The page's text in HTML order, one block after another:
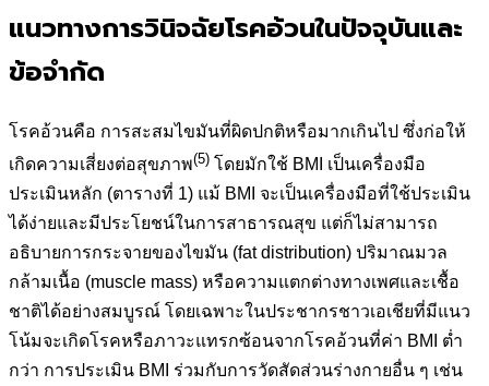
แนวทางการวินิจฉัยโรคอ้วนในปัจจุบันและ
ข้อจำกัด
โรคอ้วนคือ การสะสมไขมันที่ผิดปกติหรือมากเกินไป ซึ่งก่อให้
เกิดความเสี่ยงต่อสุขภาพ(5) โดยมักใช้ BMI เป็นเครื่องมือ
ประเมินหลัก (ตารางที่ 1) แม้ BMI จะเป็นเครื่องมือที่ใช้ประเมิน
ได้ง่ายและมีประโยชน์ในการสาธารณสุข แต่ก็ไม่สามารถ
อธิบายการกระจายของไขมัน (fat distribution) ปริมาณมวล
กล้ามเนื้อ (muscle mass) หรือความแตกต่างทางเพศและเชื้อ
ชาติได้อย่างสมบูรณ์ โดยเฉพาะในประชากรชาวเอเชียที่มีแนว
โน้มจะเกิดโรคหรือภาวะแทรกซ้อนจากโรคอ้วนที่ค่า BMI ต่ำ
กว่า การประเมิน BMI ร่วมกับการวัดสัดส่วนร่างกายอื่น ๆ เช่น